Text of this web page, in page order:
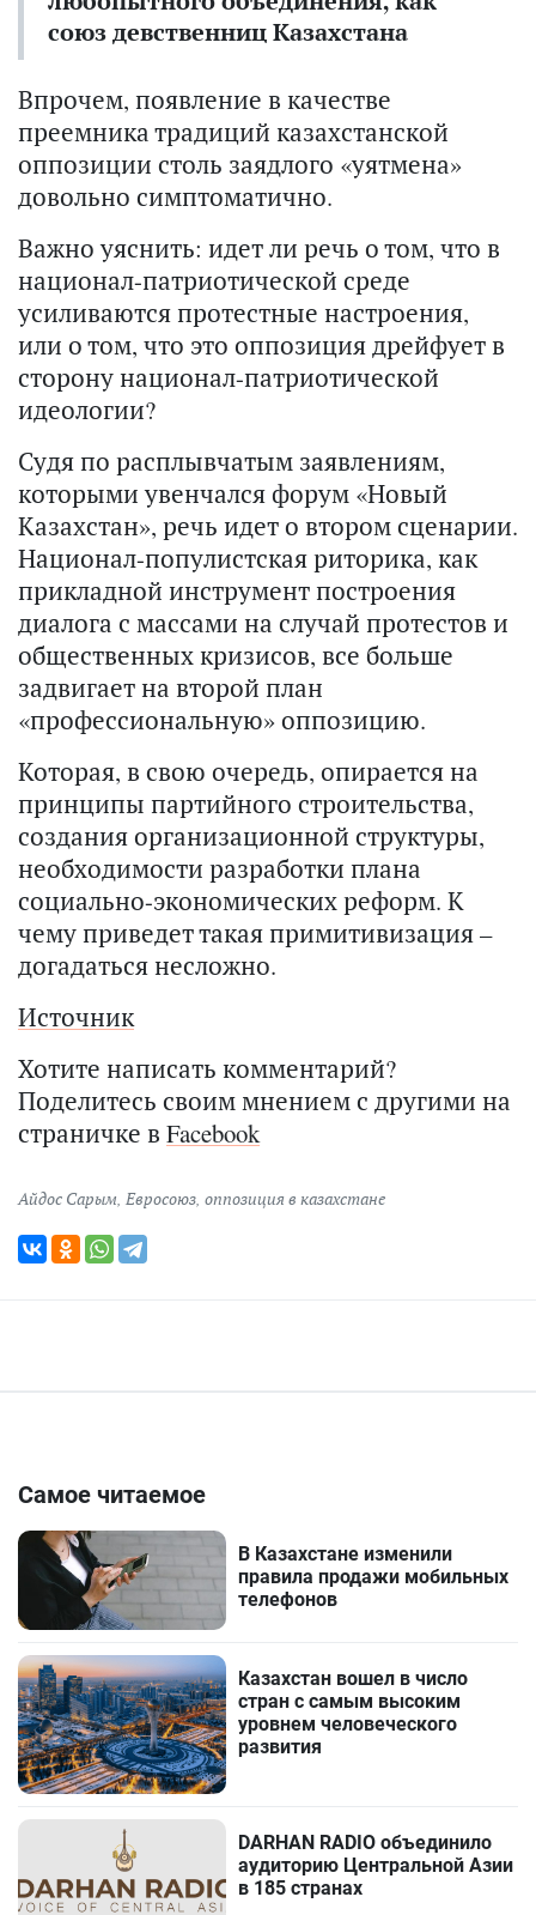
союз девственниц Казахстана
Впрочем, появление в качестве
преемника традиций казахстанской
оппозиции столь заядлого «уятмена»
довольно симптоматично.
Важно уяснить: идет ли речь о том, что в
национал-патриотической среде
усиливаются протестные настроения,
или о том, что это оппозиция дрейфует в
сторону национал-патриотической
идеологии?
Судя по расплывчатым заявлениям,
которыми увенчался форум «Новый
Казахстан», речь идет о втором сценарии.
Национал-популистская риторика, как
прикладной инструмент построения
диалога с массами на случай протестов и
общественных кризисов, все больше
задвигает на второй план
«профессиональную» оппозицию.
Которая, в свою очередь, опирается на
принципы партийного строительства,
создания организационной структуры,
необходимости разработки плана
социально-экономических реформ. К
чему приведет такая примитивизация –
догадаться несложно.
Источник
Хотите написать комментарий?
Поделитесь своим мнением с другими на
страничке в Facebook
Айдос Сарым, Евросоюз, оппозиция в казахстане
Самое читаемое
В Казахстане изменили
правила продажи мобильных
телефонов
Казахстан вошел в число
стран с самым высоким
уровнем человеческого
развития
DARHAN RADIO объединило
аудиторию Центральной Азии
в 185 странах